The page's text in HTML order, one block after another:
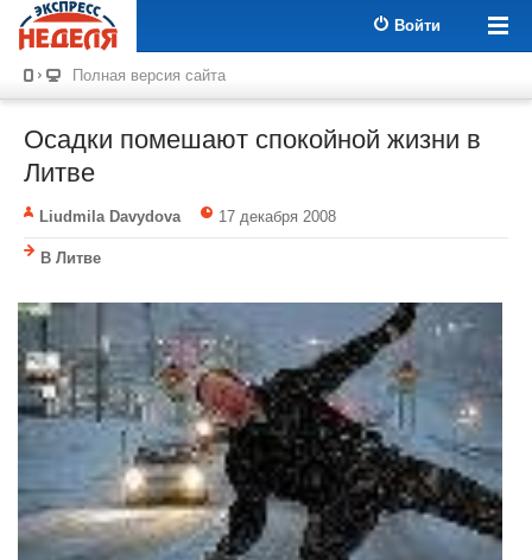
Войти
Полная версия сайта
Осадки помешают спокойной жизни в
Литве
Liudmila Davydova 17 декабря 2008
В Литве